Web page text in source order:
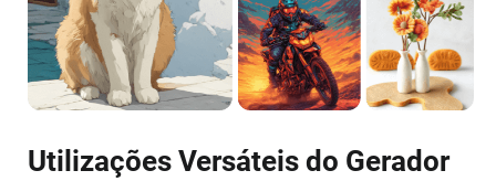
Utilizações Versáteis do Gerador